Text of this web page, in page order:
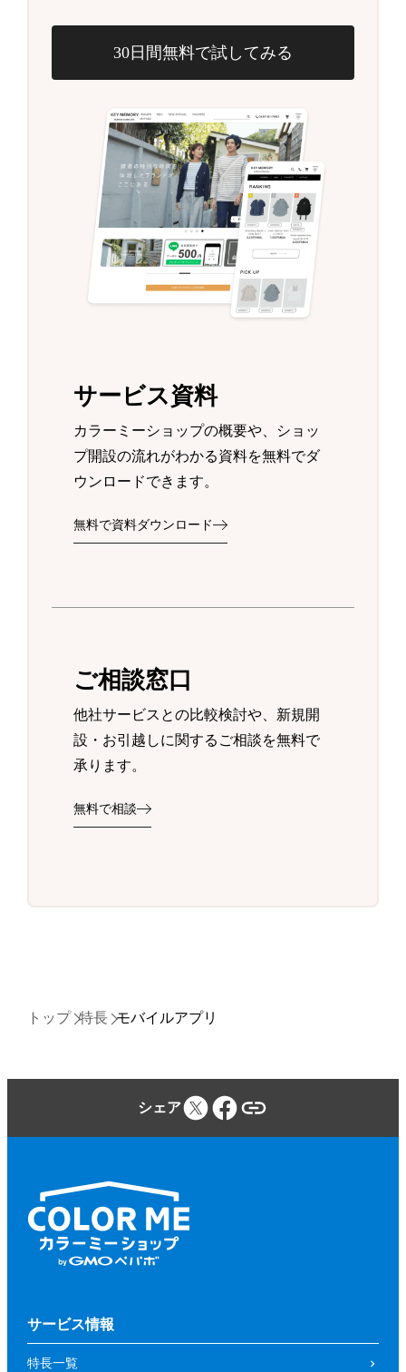
30日間無料で試してみる
サービス資料
カラーミーショップの概要や、ショッ
プ開設の流れがわかる資料を無料でダ
ウンロードできます。
無料で資料ダウンロード
ご相談窓口
他社サービスとの比較検討や、新規開
設・お引越しに関するご相談を無料で
承ります。
無料で相談
トップ 特長 モバイルアプリ
シェア
サービス情報
特長一覧